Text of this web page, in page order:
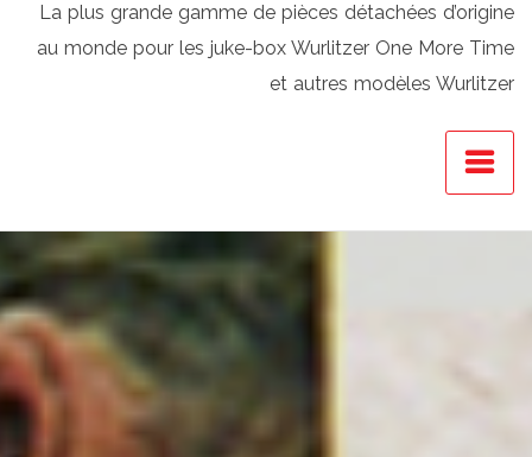
La plus grande gamme de pièces détachées d’origine
au monde pour les juke-box Wurlitzer One More Time
et autres modèles Wurlitzer